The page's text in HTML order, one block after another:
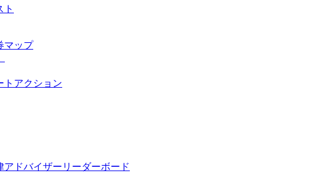
ト
マップ
トアクション
アドバイザーリーダーボード